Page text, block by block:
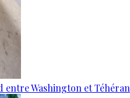
entre Washington et Téhéran